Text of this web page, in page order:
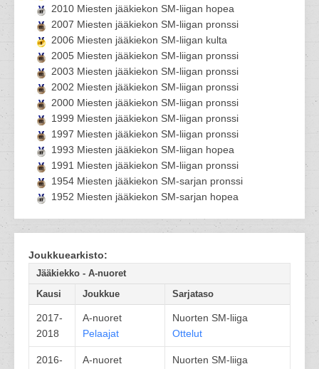
2010 Miesten jääkiekon SM-liigan hopea
2007 Miesten jääkiekon SM-liigan pronssi
2006 Miesten jääkiekon SM-liigan kulta
2005 Miesten jääkiekon SM-liigan pronssi
2003 Miesten jääkiekon SM-liigan pronssi
2002 Miesten jääkiekon SM-liigan pronssi
2000 Miesten jääkiekon SM-liigan pronssi
1999 Miesten jääkiekon SM-liigan pronssi
1997 Miesten jääkiekon SM-liigan pronssi
1993 Miesten jääkiekon SM-liigan hopea
1991 Miesten jääkiekon SM-liigan pronssi
1954 Miesten jääkiekon SM-sarjan pronssi
1952 Miesten jääkiekon SM-sarjan hopea
Joukkuearkisto:
Jääkiekko - A-nuoret
Kausi
Joukkue Sarjataso
2017-
2018
A-nuoret
Pelaajat
Nuorten SM-liiga
Ottelut
2016-
A-nuoret
Nuorten SM-liiga